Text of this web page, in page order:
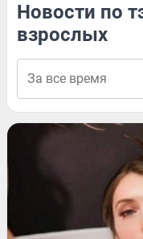
Новости по
взрослых